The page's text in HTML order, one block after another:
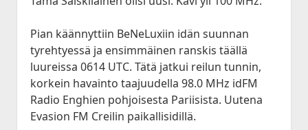
Pian käännyttiin BeNeLuxiin idän suunnan
tyrehtyessä ja ensimmäinen ranskis täällä
luureissa 0614 UTC. Tätä jatkui reilun tunnin,
korkein havainto taajuudella 98.0 MHz idFM
Radio Enghien pohjoisesta Pariisista. Uutena
Evasion FM Creilin paikallisidillä.